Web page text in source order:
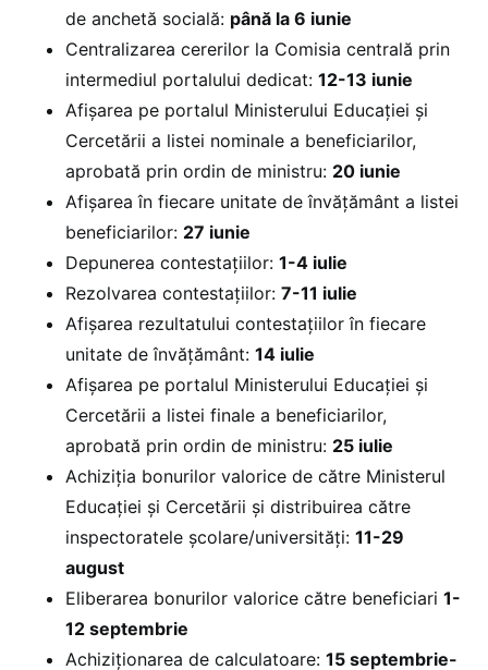
de anchetă socială: până la 6 iunie
Centralizarea cererilor la Comisia centrală prin
intermediul portalului dedicat: 12-13 iunie
Afișarea pe portalul Ministerului Educației și
Cercetării a listei nominale a beneficiarilor,
aprobată prin ordin de ministru: 20 iunie
Afișarea în fiecare unitate de învățământ a listei
beneficiarilor: 27 iunie
Depunerea contestațiilor: 1-4 iulie
Rezolvarea contestațiilor: 7-11 iulie
Afișarea rezultatului contestațiilor în fiecare
unitate de învățământ: 14 iulie
Afișarea pe portalul Ministerului Educației și
Cercetării a listei finale a beneficiarilor,
aprobată prin ordin de ministru: 25 iulie
Achiziția bonurilor valorice de către Ministerul
Educației și Cercetării și distribuirea către
inspectoratele școlare/universități: 11-29
august
Eliberarea bonurilor valorice către beneficiari 1-
12 septembrie
Achiziționarea de calculatoare: 15 septembrie-